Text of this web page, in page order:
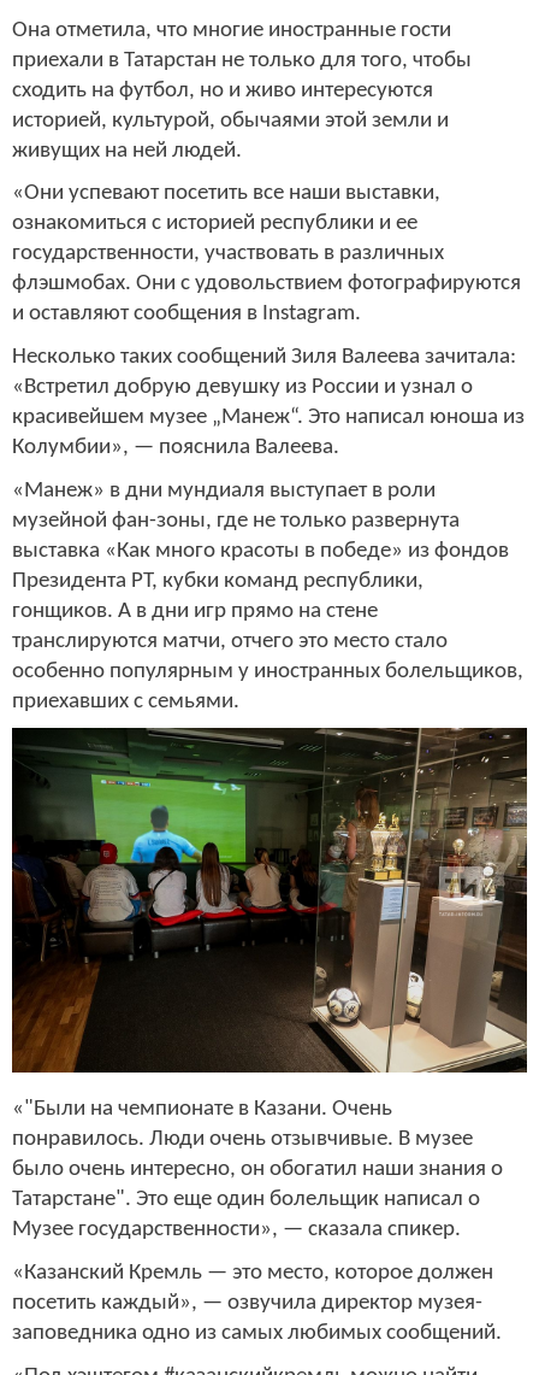
Она отметила, что многие иностранные гости
приехали в Татарстан не только для того, чтобы
сходить на футбол, но и живо интересуются
историей, культурой, обычаями этой земли и
живущих на ней людей.
«Они успевают посетить все наши выставки,
ознакомиться с историей республики и ее
государственности, участвовать в различных
флэшмобах. Они с удовольствием фотографируются
и оставляют сообщения в Instagram.
Несколько таких сообщений Зиля Валеева зачитала:
«Встретил добрую девушку из России и узнал о
красивейшем музее „Манеж“. Это написал юноша из
Колумбии», — пояснила Валеева.
«Манеж» в дни мундиаля выступает в роли
музейной фан-зоны, где не только развернута
выставка «Как много красоты в победе» из фондов
Президента РТ, кубки команд республики,
гонщиков. А в дни игр прямо на стене
транслируются матчи, отчего это место стало
особенно популярным у иностранных болельщиков,
приехавших с семьями.
«"Были на чемпионате в Казани. Очень
понравилось. Люди очень отзывчивые. В музее
было очень интересно, он обогатил наши знания о
Татарстане". Это еще один болельщик написал о
Музее государственности», — сказала спикер.
«Казанский Кремль — это место, которое должен
посетить каждый», — озвучила директор музея-
заповедника одно из самых любимых сообщений.